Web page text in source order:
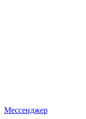
Мессенджер